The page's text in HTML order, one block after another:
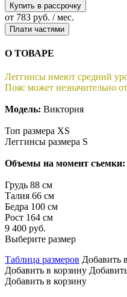
Купить в рассрочку
от 783 руб. / мес.
Плати частями
О ТОВАРЕ
Леггинсы имеют средний
Пояс может незначительно
Модель: Виктория
Топ размера XS
Леггинсы размера S
Объемы на момент съемки:
Грудь 88 см
Талия 66 см
Бедра 100 см
Рост 164 см
9 400 руб.
Выберите размер
Таблица размеров Добавить
Добавить в корзину
Добавить в корзину